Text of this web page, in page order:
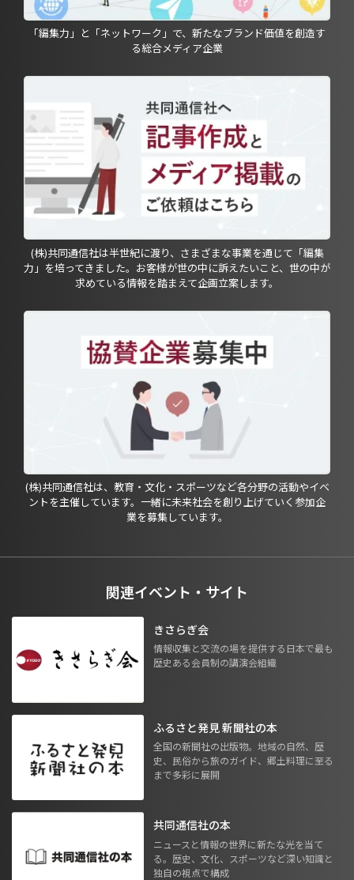
「編集力」と「ネットワーク」で、新たなブランド価値を創造す
る総合メディア企業
(株)共同通信社は半世紀に渡り、さまざまな事業を通じて「編集
力」を培ってきました。お客様が世の中に訴えたいこと、世の中が
求めている情報を踏まえて企画立案します。
(株)共同通信社は、教育・文化・スポーツなど各分野の活動やイベ
ントを主催しています。一緒に未来社会を創り上げていく参加企
業を募集しています。
関連イベント・サイト
きさらぎ会
情報収集と交流の場を提供する日本で最も
歴史ある会員制の講演会組織
ふるさと発見 新聞社の本
全国の新聞社の出版物。地域の自然、歴
史、民俗から旅のガイド、郷土料理に至る
まで多彩に展開
共同通信社の本
ニュースと情報の世界に新たな光を当て
る。歴史、文化、スポーツなど深い知識と
独自の視点で構成